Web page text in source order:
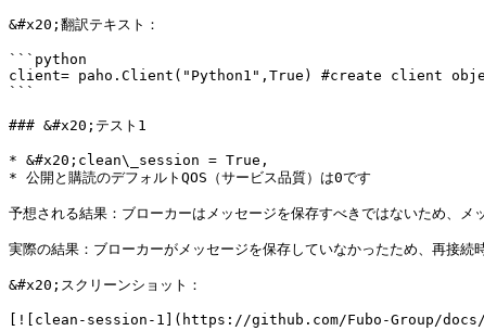
&#x20;翻訳テキスト：
```python
client= paho.Client("Python1",True) #create client
```
### &#x20;テスト1
* &#x20;clean\_session = True,
* 公開と購読のデフォルトQOS（サービス品質）は0です
予想される結果：ブローカーはメッセージを保存すべきではないため、メ
実際の結果：ブローカーがメッセージを保存していなかったため、再接続
&#x20;スクリーンショット：
[![clean-session-1](https://github.com/Fubo-Group/